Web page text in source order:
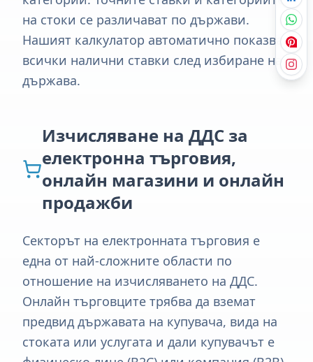
на стоки се различават по държави.
Нашият калкулатор автоматично показва
всички налични ставки след избиране на
държава.
Изчисляване на ДДС за
електронна търговия,
онлайн магазини и онлайн
продажби
Секторът на електронната търговия е
една от най-сложните области по
отношение на изчисляването на ДДС.
Онлайн търговците трябва да вземат
предвид държавата на купувача, вида на
стоката или услугата и дали купувачът е